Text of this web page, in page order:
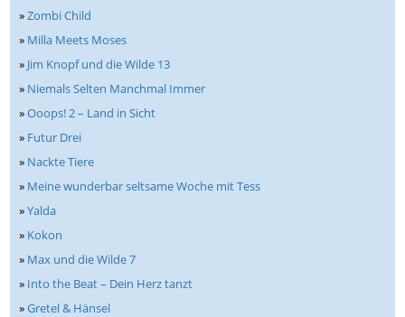
»Zombi Child
» Milla Meets Moses
» Jim Knopf und die Wilde 13
» Niemals Selten Manchmal Immer
»Ooops! 2 – Land in Sicht
» Futur Drei
» Nackte Tiere
» Meine wunderbar seltsame Woche mit Tess
»Yalda
» Kokon
» Max und die Wilde 7
» Into the Beat – Dein Herz tanzt
»Gretel & Hänsel